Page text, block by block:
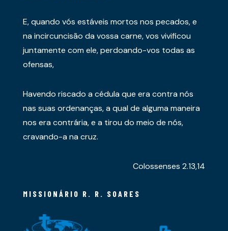
E, quando vós estáveis mortos nos pecados, e
na incircuncisão da vossa carne, vos vivificou
juntamente com ele, perdoando-vos todas as
ofensas,
Havendo riscado a cédula que era contra nós
nas suas ordenanças, a qual de alguma maneira
nos era contrária, e a tirou do meio de nós,
cravando-a na cruz.
Colossenses 2.13,14
MISSIONÁRIO R. R. SOARES